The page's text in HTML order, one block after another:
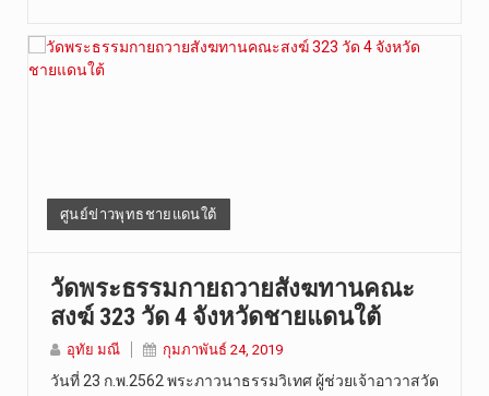
ศูนย์ข่าวพุทธชายแดนใต้
วัดพระธรรมกายถวายสังฆทานคณะ
สงฆ์ 323 วัด 4 จังหวัดชายแดนใต้
อุทัย มณี กุมภาพันธ์ 24, 2019
วันที่ 23 ก.พ.2562 พระภาวนาธรรมวิเทศ ผู้ช่วยเจ้าอาวาสวัด